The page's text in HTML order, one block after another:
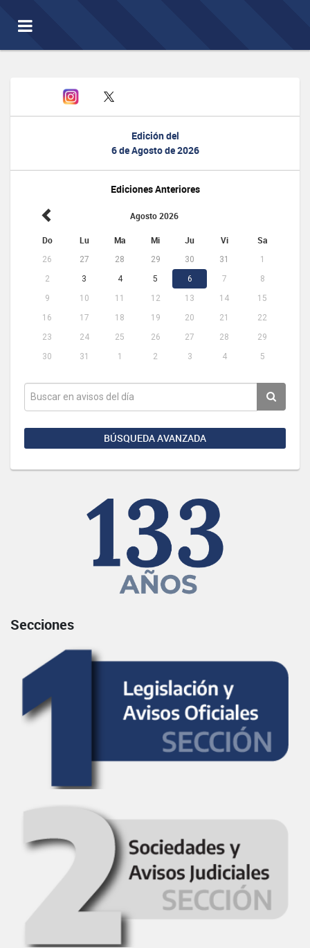
Toggle
navigation
Edición del
6 de Agosto de 2026
Ediciones Anteriores
Agosto 2026
Do Lu Ma Mi Ju Vi Sa
26 27 28 29 30 31
1
2
3 4 5 6 7
8
9
10 11 12 13 14
15
16
17 18 19 20 21
22
23
24 25 26 27 28
29
30
31 1 2 3 4 5
BÚSQUEDA AVANZADA
Secciones